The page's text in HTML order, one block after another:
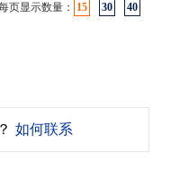
页显示数量： 15 30 40
如何联系